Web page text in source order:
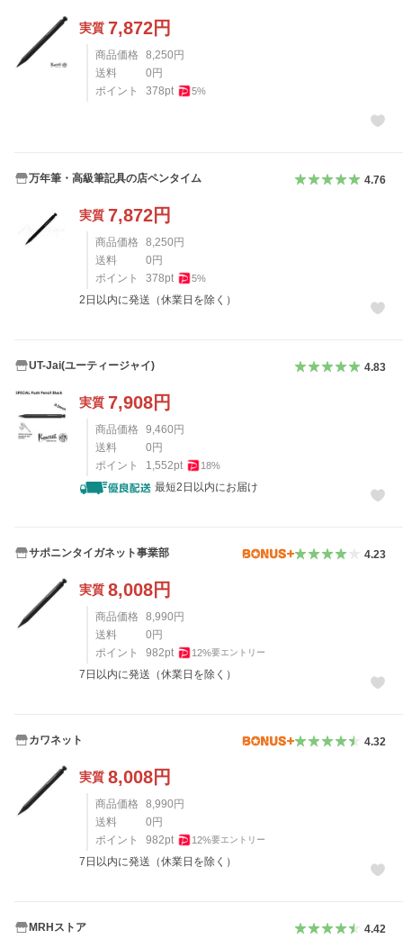
実質 7,872円
商品価格 8,250円
送料
0円
ポイント
378pt 5%
万年筆・高級筆記具の店ペンタイム 4.76
実質 7,872円
商品価格 8,250円
送料
0円
ポイント
378pt 5%
2日以内に発送（休業日を除く）
UT-Jai(ユーティージャイ) 4.83
実質 7,908円
商品価格 9,460円
送料
0円
ポイント
1,552pt 18%
最短2日以内にお届け
サポニンタイガネット事業部 4.23
実質 8,008円
商品価格 8,990円
送料
0円
ポイント
982pt 12%要エントリー
7日以内に発送（休業日を除く）
カワネット 4.32
実質 8,008円
商品価格 8,990円
送料
0円
ポイント
982pt 12%要エントリー
7日以内に発送（休業日を除く）
MRHストア 4.42